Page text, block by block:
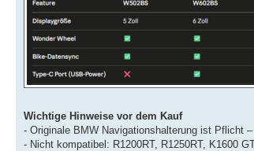
Wichtige Hinweise vor dem Kauf
- Originale BMW Navigationshalterung ist Pflicht
- Nicht kompatibel: R1200RT, R1250RT, K1600